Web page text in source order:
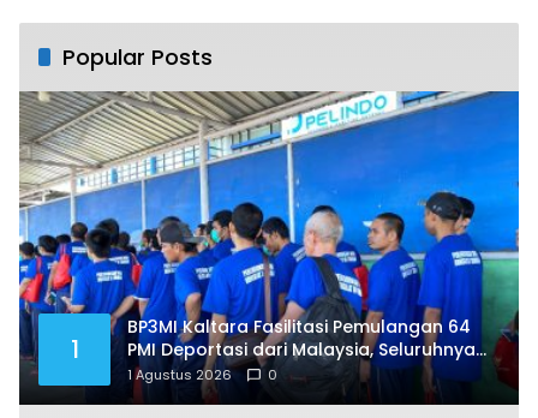
Popular Posts
1
BP3MI Kaltara Fasilitasi Pemulangan 64
PMI Deportasi dari Malaysia, Seluruhnya
Jalani Pendataan di Nunukan
1 Agustus 2026 0